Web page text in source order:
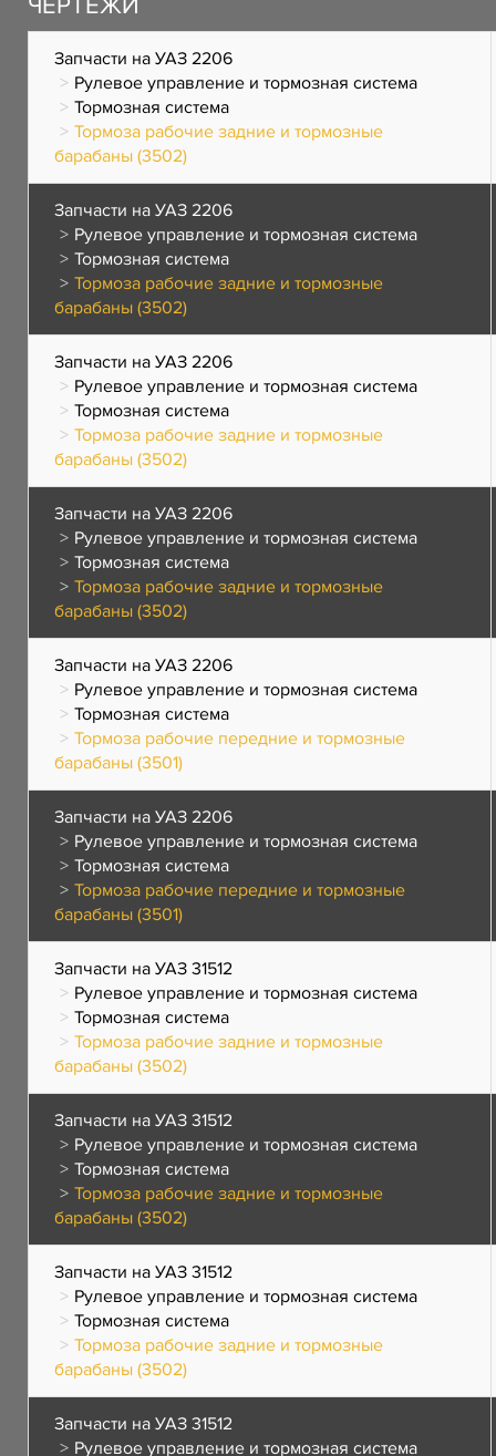
ЧЕРТЕЖИ
Запчасти на УАЗ 2206
Рулевое управление и тормозная система
Тормозная система
Тормоза рабочие задние и тормозные
барабаны (3502)
Запчасти на УАЗ 2206
Рулевое управление и тормозная система
Тормозная система
Тормоза рабочие задние и тормозные
барабаны (3502)
Запчасти на УАЗ 2206
Рулевое управление и тормозная система
Тормозная система
Тормоза рабочие задние и тормозные
барабаны (3502)
Запчасти на УАЗ 2206
Рулевое управление и тормозная система
Тормозная система
Тормоза рабочие задние и тормозные
барабаны (3502)
Запчасти на УАЗ 2206
Рулевое управление и тормозная система
Тормозная система
Тормоза рабочие передние и тормозные
барабаны (3501)
Запчасти на УАЗ 2206
Рулевое управление и тормозная система
Тормозная система
Тормоза рабочие передние и тормозные
барабаны (3501)
Запчасти на УАЗ 31512
Рулевое управление и тормозная система
Тормозная система
Тормоза рабочие задние и тормозные
барабаны (3502)
Запчасти на УАЗ 31512
Рулевое управление и тормозная система
Тормозная система
Тормоза рабочие задние и тормозные
барабаны (3502)
Запчасти на УАЗ 31512
Рулевое управление и тормозная система
Тормозная система
Тормоза рабочие задние и тормозные
барабаны (3502)
Запчасти на УАЗ 31512
Рулевое управление и тормозная система